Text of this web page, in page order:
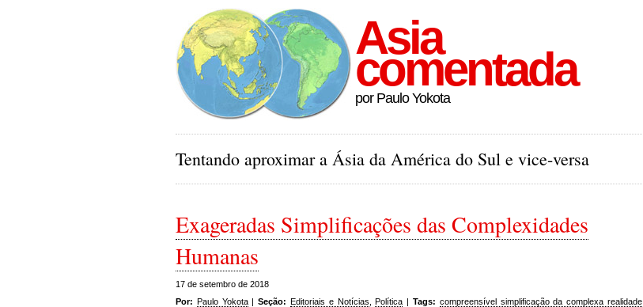
Asia
comentada
por Paulo Yokota
Tentando aproximar a Ásia da América do Sul e vice-versa
Exageradas Simplificações das Complexidades
Humanas
17 de setembro de 2018
Por: Paulo Yokota|Seção: Editoriais e Notícias ,Política |Tags: compreensível simplificação da complexa realidade